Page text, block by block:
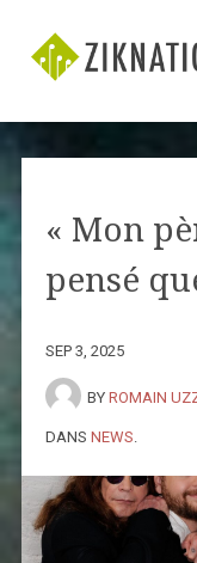
« Mon
pensé
SEP 3, 2025
BY ROMAIN
DANS NEWS